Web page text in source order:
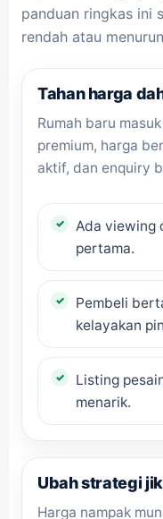
panduan ringkas ini
rendah atau
Tahan harga
Rumah baru
premium, harga
aktif, dan enquiry
Ada viewing
pertama.
Pembeli
kelayakan
Listing
menarik.
Ubah strategi
Harga nampak